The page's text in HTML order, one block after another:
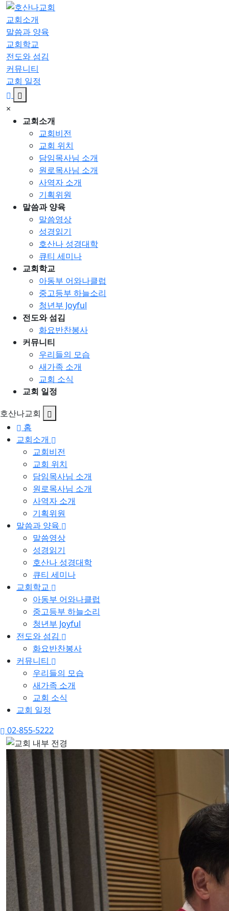
교회소개
말씀과 양육
교회학교
전도와 섬김
커뮤니티
교회 일정
×
교회소개
교회비전
교회 위치
담임목사님 소개
원로목사님 소개
사역자 소개
기획위원
말씀과 양육
말씀영상
성경읽기
호산나 성경대학
큐티 세미나
교회학교
아동부 어와나클럽
중고등부 하늘소리
청년부 Joyful
전도와 섬김
화요반찬봉사
커뮤니티
우리들의 모습
새가족 소개
교회 소식
교회 일정
호산나교회
홈
교회소개
교회비전
교회 위치
담임목사님 소개
원로목사님 소개
사역자 소개
기획위원
말씀과 양육
말씀영상
성경읽기
호산나 성경대학
큐티 세미나
교회학교
아동부 어와나클럽
중고등부 하늘소리
청년부 Joyful
전도와 섬김
화요반찬봉사
커뮤니티
우리들의 모습
새가족 소개
교회 소식
교회 일정
02-855-5222